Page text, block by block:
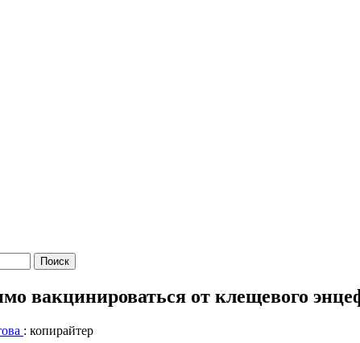
вакцинироваться от клещевого
: копирайтер